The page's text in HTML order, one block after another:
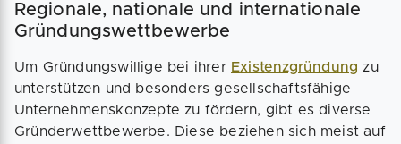
Regionale, nationale und internationale
Gründungswettbewerbe
Um Gründungswillige bei ihrer Existenzgründung zu
unterstützen und besonders gesellschaftsfähige
Unternehmenskonzepte zu fördern, gibt es diverse
Gründerwettbewerbe. Diese beziehen sich meist auf